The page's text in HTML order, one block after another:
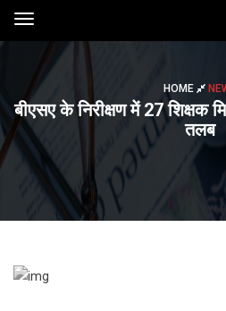
Toggle
navigation
HOME
बीएसए के निरीक्षण में 27 शिक्षक
तलब